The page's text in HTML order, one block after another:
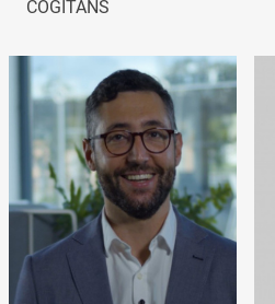
COGITANS